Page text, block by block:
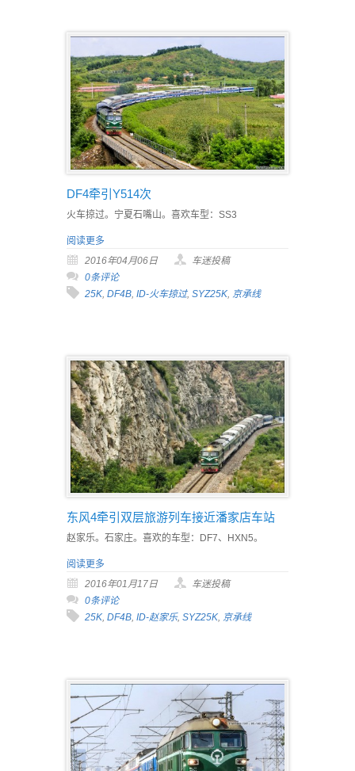
DF4牵引Y514次
火车掠过。宁夏石嘴山。喜欢车型：SS3
阅读更多
2016年04月06日
车迷投稿
0条评论
25K DF4B ID-火车掠过, SYZ25K 京承线
东风4牵引双层旅游列车接近潘家店车站
赵家乐。石家庄。喜欢的车型：DF7、HXN5。
阅读更多
2016年01月17日
车迷投稿
0条评论
25K, DF4B, ID-赵家乐, SYZ25K, 京承线